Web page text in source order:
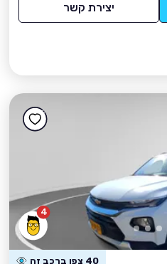
יצירת קשר
4
40 צפו ברכב זה